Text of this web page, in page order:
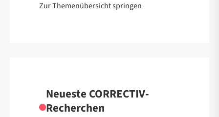
Zur Themenübersicht springen
Neueste CORRECTIV-
Recherchen